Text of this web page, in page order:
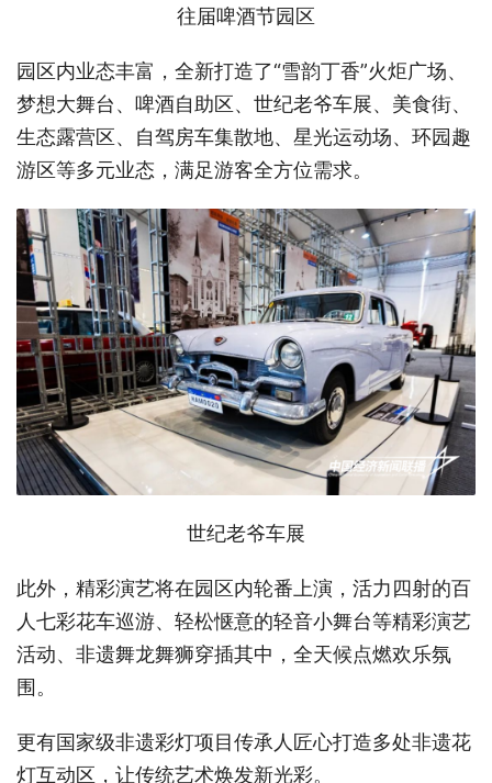
往届啤酒节园区
园区内业态丰富，全新打造了“雪韵丁香”火炬广场、
梦想大舞台、啤酒自助区、世纪老爷车展、美食街、
生态露营区、自驾房车集散地、星光运动场、环园趣
游区等多元业态，满足游客全方位需求。
世纪老爷车展
此外，精彩演艺将在园区内轮番上演，活力四射的百
人七彩花车巡游、轻松惬意的轻音小舞台等精彩演艺
活动、非遗舞龙舞狮穿插其中，全天候点燃欢乐氛
围。
更有国家级非遗彩灯项目传承人匠心打造多处非遗花
灯互动区，让传统艺术焕发新光彩。